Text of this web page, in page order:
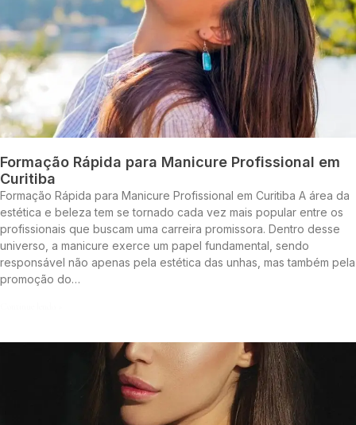
Formação Rápida para Manicure Profissional em
Curitiba
Formação Rápida para Manicure Profissional em Curitiba A área da
estética e beleza tem se tornado cada vez mais popular entre os
profissionais que buscam uma carreira promissora. Dentro desse
universo, a manicure exerce um papel fundamental, sendo
responsável não apenas pela estética das unhas, mas também pela
promoção do…